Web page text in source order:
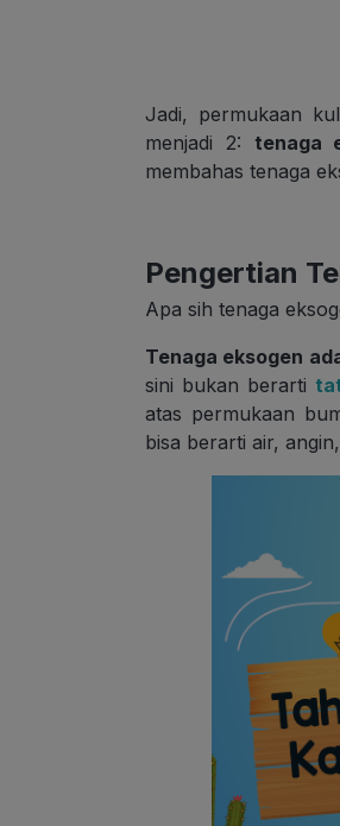
Jadi, permukaan
menjadi 2: tenaga
membahas tenaga
Pengertian
Apa sih tenaga
Tenaga eksogen
sini bukan berarti
atas permukaan
bisa berarti air,